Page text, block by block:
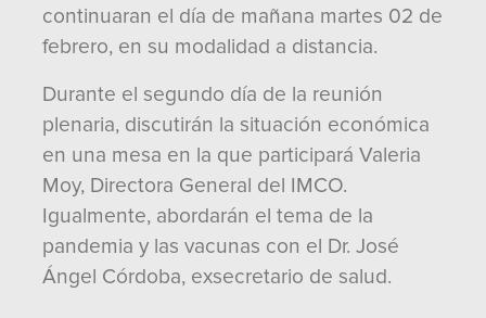
continuaran el día de mañana martes 02 de
febrero, en su modalidad a distancia.
Durante el segundo día de la reunión
plenaria, discutirán la situación económica
en una mesa en la que participará Valeria
Moy, Directora General del IMCO.
Igualmente, abordarán el tema de la
pandemia y las vacunas con el Dr. José
Ángel Córdoba, exsecretario de salud.